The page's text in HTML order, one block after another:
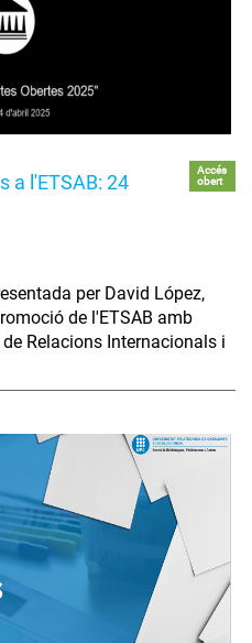
a l'ETSAB: 24
Accés
obert
per David López,
de l'ETSAB amb
Relacions Internacionals i